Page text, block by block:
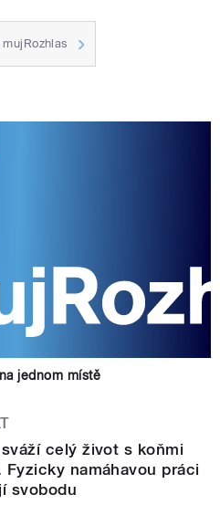
jednom místě
celý život s koňmi
Fyzicky namáhavou práci
svobodu